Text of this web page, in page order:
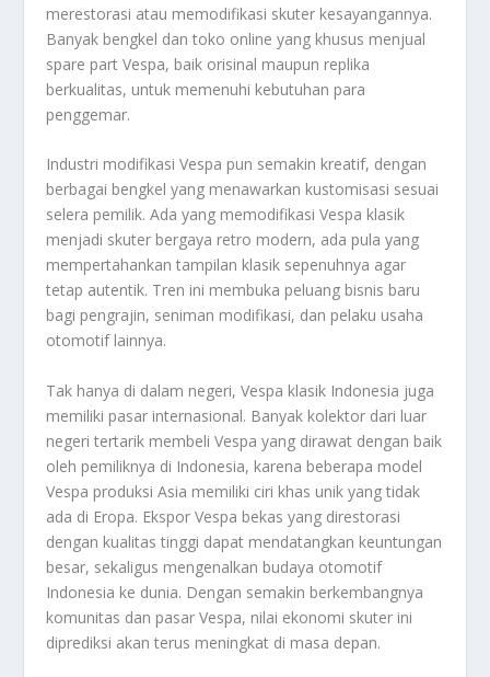
merestorasi atau memodifikasi skuter kesayangannya.
Banyak bengkel dan toko online yang khusus menjual
spare part Vespa, baik orisinal maupun replika
berkualitas, untuk memenuhi kebutuhan para
penggemar.
Industri modifikasi Vespa pun semakin kreatif, dengan
berbagai bengkel yang menawarkan kustomisasi sesuai
selera pemilik. Ada yang memodifikasi Vespa klasik
menjadi skuter bergaya retro modern, ada pula yang
mempertahankan tampilan klasik sepenuhnya agar
tetap autentik. Tren ini membuka peluang bisnis baru
bagi pengrajin, seniman modifikasi, dan pelaku usaha
otomotif lainnya.
Tak hanya di dalam negeri, Vespa klasik Indonesia juga
memiliki pasar internasional. Banyak kolektor dari luar
negeri tertarik membeli Vespa yang dirawat dengan baik
oleh pemiliknya di Indonesia, karena beberapa model
Vespa produksi Asia memiliki ciri khas unik yang tidak
ada di Eropa. Ekspor Vespa bekas yang direstorasi
dengan kualitas tinggi dapat mendatangkan keuntungan
besar, sekaligus mengenalkan budaya otomotif
Indonesia ke dunia. Dengan semakin berkembangnya
komunitas dan pasar Vespa, nilai ekonomi skuter ini
diprediksi akan terus meningkat di masa depan.